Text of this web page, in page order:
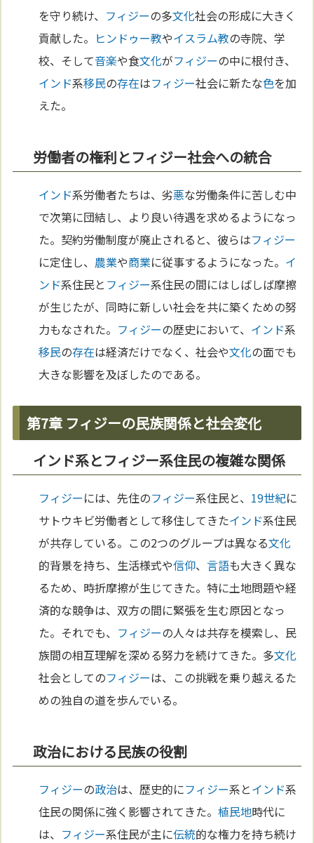
を守り続け、 フィジーの多文化社会の形成に大きく
貢献した。 ヒンドゥー教やイスラム教の寺院、学
校、そして音楽や食文化がフィジーの中に根付き、
インド系移民の存在はフィジー社会に新たな色を加
えた。
労働者の権利とフィジー社会への統合
インド系労働者たちは、劣悪な労働条件に苦しむ中
で次第に団結し、より良い待遇を求めるようになっ
た。契約労働制度が廃止されると、彼らはフィジー
に定住し、 農業や商業に従事するようになった。 イ
ンド系住民と フィジー系住民の間にはしばしば摩擦
が生じたが、同時に新しい社会を共に築くための努
力もなされた。 フィジーの歴史において、 インド系
移民の存在は経済だけでなく、社会や文化の面でも
大きな影響を及ぼしたのである。
第7章 フィジーの民族関係と社会変化
インド系とフィジー系住民の複雑な関係
フィジーには、先住のフィジー系住民と、 19世紀に
サトウキビ労働者として移住してきたインド系住民
が共存している。この2つのグループは異なる文化
的背景を持ち、生活様式や信仰、言語も大きく異な
るため、時折摩擦が生じてきた。特に土地問題や経
済的な競争は、双方の間に緊張を生む原因となっ
た。それでも、 フィジーの人々は共存を模索し、民
族間の相互理解を深める努力を続けてきた。多文化
社会としてのフィジーは、この挑戦を乗り越えるた
めの独自の道を歩んでいる。
政治における民族の役割
フィジーの政治は、歴史的にフィジー系とインド系
住民の関係に強く影響されてきた。植民地時代に
は、 フィジー系住民が主に伝統的な権力を持ち続け